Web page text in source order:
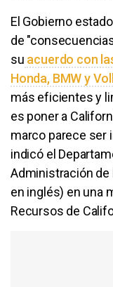
El Gobierno
de
su acuerdo con
Honda, BMW y
más eficientes y
es poner a
marco parece ser
indicó el
Administración de
en inglés) en una
Recursos de